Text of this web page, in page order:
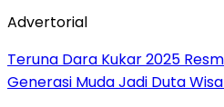
Advertorial
Teruna Dara Kukar 2025
Generasi Muda Jadi Duta